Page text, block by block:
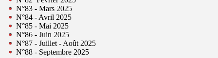
N°83 - Mars 2025
N°84 - Avril 2025
N°85 - Mai 2025
N°86 - Juin 2025
N°87 - Juillet - Août 2025
N°88 - Septembre 2025